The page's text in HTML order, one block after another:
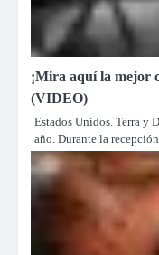
¡Mira aquí la mejor
(VIDEO)
Estados Unidos. Terra y
año. Durante la